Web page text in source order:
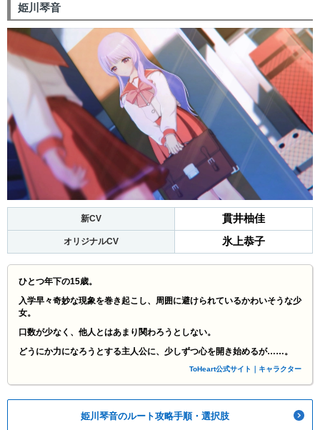
姫川琴音
新CV 貫井柚佳
オリジナルCV 氷上恭子
ひとつ年下の15歳。
入学早々奇妙な現象を巻き起こし、周囲に避けられているかわいそうな少
女。
口数が少なく、他人とはあまり関わろうとしない。
どうにか力になろうとする主人公に、少しずつ心を開き始めるが……。
ToHeart公式サイト｜キャラクター
姫川琴音のルート攻略手順・選択肢